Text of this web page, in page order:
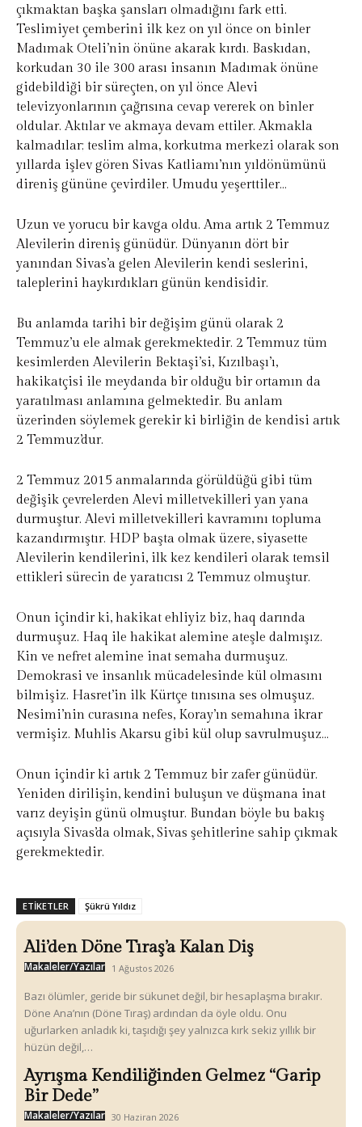
çıkmaktan başka şansları olmadığını fark etti.
Teslimiyet çemberini ilk kez on yıl önce on binler
Madımak Oteli’nin önüne akarak kırdı. Baskıdan,
korkudan 30 ile 300 arası insanın Madımak önüne
gidebildiği bir süreçten, on yıl önce Alevi
televizyonlarının çağrısına cevap vererek on binler
oldular. Aktılar ve akmaya devam ettiler. Akmakla
kalmadılar; teslim alma, korkutma merkezi olarak son
yıllarda işlev gören Sivas Katliamı’nın yıldönümünü
direniş gününe çevirdiler. Umudu yeşerttiler…
Uzun ve yorucu bir kavga oldu. Ama artık 2 Temmuz
Alevilerin direniş günüdür. Dünyanın dört bir
yanından Sivas’a gelen Alevilerin kendi seslerini,
taleplerini haykırdıkları günün kendisidir.
Bu anlamda tarihi bir değişim günü olarak 2
Temmuz’u ele almak gerekmektedir. 2 Temmuz tüm
kesimlerden Alevilerin Bektaşi’si, Kızılbaşı’ı,
hakikatçisi ile meydanda bir olduğu bir ortamın da
yaratılması anlamına gelmektedir. Bu anlam
üzerinden söylemek gerekir ki birliğin de kendisi artık
2 Temmuz’dur.
2 Temmuz 2015 anmalarında görüldüğü gibi tüm
değişik çevrelerden Alevi milletvekilleri yan yana
durmuştur. Alevi milletvekilleri kavramını topluma
kazandırmıştır. HDP başta olmak üzere, siyasette
Alevilerin kendilerini, ilk kez kendileri olarak temsil
ettikleri sürecin de yaratıcısı 2 Temmuz olmuştur.
Onun içindir ki, hakikat ehliyiz biz, haq darında
durmuşuz. Haq ile hakikat alemine ateşle dalmışız.
Kin ve nefret alemine inat semaha durmuşuz.
Demokrasi ve insanlık mücadelesinde kül olmasını
bilmişiz. Hasret’in ilk Kürtçe tınısına ses olmuşuz.
Nesimi’nin curasına nefes, Koray’ın semahına ikrar
vermişiz. Muhlis Akarsu gibi kül olup savrulmuşuz…
Onun içindir ki artık 2 Temmuz bir zafer günüdür.
Yeniden dirilişin, kendini buluşun ve düşmana inat
varız deyişin günü olmuştur. Bundan böyle bu bakış
açısıyla Sivas’da olmak, Sivas şehitlerine sahip çıkmak
gerekmektedir.
ETIKETLER Şükrü Yıldız
Ali’den Döne Tıraş’a Kalan Diş
Makaleler/Yazılar 1 Ağustos 2026
Bazı ölümler, geride bir sükunet değil, bir hesaplaşma bırakır.
Döne Ana’nın (Döne Tıraş) ardından da öyle oldu. Onu
uğurlarken anladık ki, taşıdığı şey yalnızca kırk sekiz yıllık bir
hüzün değil,…
Ayrışma Kendiliğinden Gelmez “Garip
Bir Dede”
Makaleler/Yazılar 30 Haziran 2026